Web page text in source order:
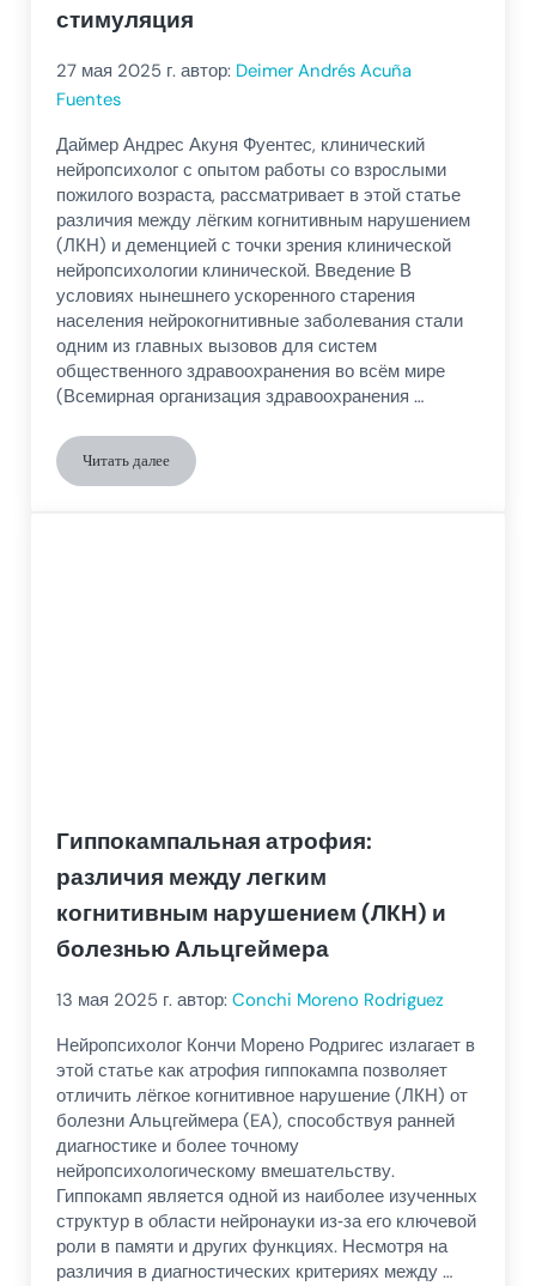
стимуляция
27 мая 2025 г. автор: Deimer Andrés Acuña
Fuentes
Даймер Андрес Акуня Фуентес, клинический
нейропсихолог с опытом работы со взрослыми
пожилого возраста, рассматривает в этой статье
различия между лёгким когнитивным нарушением
(ЛКН) и деменцией с точки зрения клинической
нейропсихологии клинической. Введение В
условиях нынешнего ускоренного старения
населения нейрокогнитивные заболевания стали
одним из главных вызовов для систем
общественного здравоохранения во всём мире
(Всемирная организация здравоохранения …
Читать далееЛегкое когнитивное нарушение или деменция: клинические
Гиппокампальная атрофия:
различия между легким
когнитивным нарушением (ЛКН) и
болезнью Альцгеймера
13 мая 2025 г. автор:Conchi Moreno Rodriguez
Нейропсихолог Кончи Морено Родригес излагает в
этой статье как атрофия гиппокампа позволяет
отличить лёгкое когнитивное нарушение (ЛКН) от
болезни Альцгеймера (EA), способствуя ранней
диагностике и более точному
нейропсихологическому вмешательству.
Гиппокамп является одной из наиболее изученных
структур в области нейронауки из‑за его ключевой
роли в памяти и других функциях. Несмотря на
различия в диагностических критериях между …